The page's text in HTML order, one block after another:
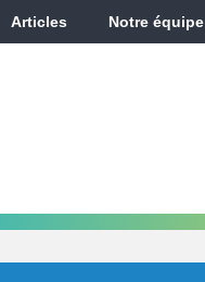
Articles Notre équipe